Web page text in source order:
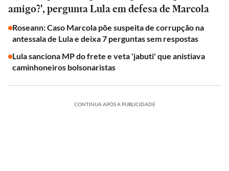
amigo?', pergunta Lula em defesa de Marcola
Roseann: Caso Marcola põe suspeita de corrupção na
antessala de Lula e deixa 7 perguntas sem respostas
Lula sanciona MP do frete e veta 'jabuti' que anistiava
caminhoneiros bolsonaristas
CONTINUA APÓS A PUBLICIDADE